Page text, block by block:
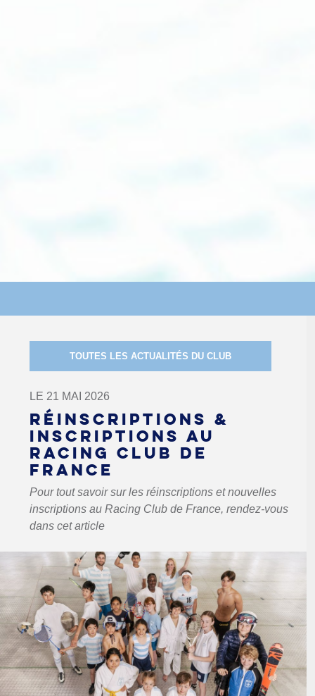
TOUTES LES ACTUALITÉS DU CLUB
LE 21 MAI 2026
RÉINSCRIPTIONS &
INSCRIPTIONS AU
RACING CLUB DE
FRANCE
Pour tout savoir sur les réinscriptions et nouvelles
inscriptions au Racing Club de France, rendez-vous
dans cet article